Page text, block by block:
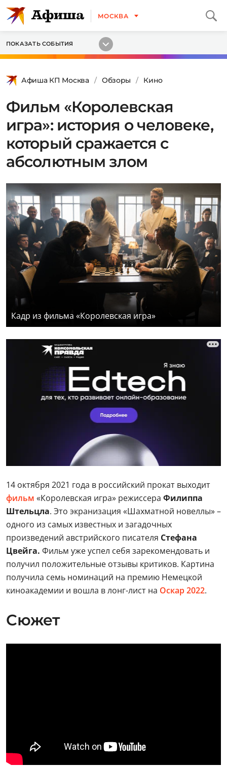
МОСКВА
ПОКАЗАТЬ СОБЫТИЯ
Афиша КП Москва Обзоры Кино
Фильм «Королевская
игра»: история о человеке,
который сражается с
абсолютным злом
Кадр из фильма «Королевская игра»
14 октября 2021 года в российский прокат выходит
фильм «Королевская игра» режиссера Филиппа
Штельцла. Это экранизация «Шахматной новеллы» –
одного из самых известных и загадочных
произведений австрийского писателя Стефана
Цвейга. Фильм уже успел себя зарекомендовать и
получил положительные отзывы критиков. Картина
получила семь номинаций на премию Немецкой
киноакадемии и вошла в лонг-лист на Оскар 2022.
Сюжет